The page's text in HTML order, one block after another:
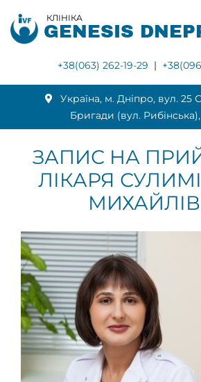
КЛІНІКА
GENESIS
+38(063) 262-19-29 |
Українa, м. Дніпро, вул. 25
Бригади (вул. Рибінська),
ЗАПИС НА
ЛІКАРЯ